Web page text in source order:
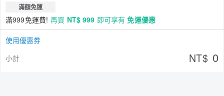
滿額免運
滿999免運費! 再買 NT$ 999 即可享有免運優惠
使用優惠券
小計
NT$ 0